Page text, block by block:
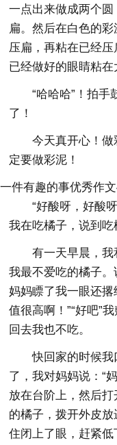
一点出来做成两个
扁。然后在白色的
压扁，再粘在已经
已经做好的眼睛粘在
“哈哈哈”！拍
了！
今天真开心！
定要做彩泥！
一件有趣的事优秀作
“好酸呀，好酸
我在吃橘子，说到吃
有一天早晨，
我最不爱吃的橘子。
妈妈瞟了我一眼还
值很高啊！”“好吧”
回去我也不吃。
快回家的时候
了，我对妈妈说：“
放在台阶上，然后
的橘子，拨开外皮放
住闭上了眼，赶紧